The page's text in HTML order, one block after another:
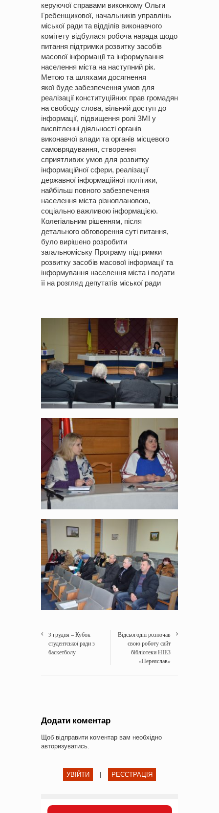
керуючої справами виконкому Ольги
Гребенщикової, начальників управлінь
міської ради та відділів виконавчого
комітету відбулася робоча нарада щодо
питання підтримки розвитку засобів
масової інформації та інформування
населення міста на наступний рік.
Метою та шляхами досягнення
якої буде забезпечення умов для
реалізації конституційних прав громадян
на свободу слова, вільний доступ до
інформації, підвищення ролі ЗМІ у
висвітленні діяльності органів
виконавчої влади та органів місцевого
самоврядування, створення
сприятливих умов для розвитку
інформаційної сфери, реалізації
державної інформаційної політики,
найбільш повного забезпечення
населення міста різноплановою,
соціально важливою інформацією.
Колегіальним рішенням, після
детального обговорення суті питання,
було вирішено розробити
загальноміську Програму підтримки
розвитку засобів масової інформації та
інформування населення міста і подати
її на розгляд депутатів міської ради
3 грудня – Кубок
студентської ради з
баскетболу
Відсьогодні розпочав
свою роботу сайт
бібліотеки НІЕЗ
«Переяслав»
Додати коментар
Щоб відправити коментар вам необхідно
авторизуватись
УВІЙТИ РЕЄСТРАЦІЯ